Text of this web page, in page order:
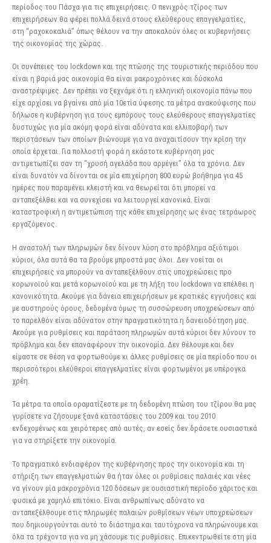
περίοδος του Πάσχα για τις επιχειρήσεις. Ο πενιχρός τζίρος των
επιχειρήσεων θα φέρει πολλά δεινά στους ελεύθερους επαγγελματίες,
στη “ραχοκοκαλιά” όπως θέλουν να την αποκαλούν όλες οι κυβερνήσεις
της οικονομίας της χώρας.
Οι συνέπειες του lockdown και της πτώσης της τουριστικής περιόδου που
είναι η βαριά μας οικονομία θα είναι μακροχρόνιες και δύσκολα
αναστρέψιμες. Δεν πρέπει να ξεχνάμε ότι η ελληνική οικονομία πάνω που
είχε αρχίσει να βγαίνει από μία 10ετία ύφεσης τα μέτρα ανακούφισης που
δήλωσε η κυβέρνηση για τους εμπόρους τους ελεύθερους επαγγελματίες
δυστυχώς για μία ακόμη φορά είναι αδύνατα και ελλιποβαρή των
περιστάσεων των οποίων βιώνουμε για να αναχαιτίσουν την κρίση την
οποία έρχεται. Για πολλοστή φορά η εκάστοτε κυβέρνηση μας
αντιμετωπίζει σαν τη “χρυσή αγελάδα που αρμέγει” όλα τα χρόνια. Δεν
είναι δυνατόν να δίνονται σε μία επιχείρηση 800 ευρώ βοήθημα για 45
ημέρες που παραμένει κλειστή και να θεωρείται ότι μπορεί να
ανταπεξέλθει και να συνεχίσει να λειτουργεί κανονικά. Είναι
καταστροφική η αντιμετώπιση της κάθε επιχείρησης ως ένας τετράωρος
εργαζόμενος.
Η αναστολή των πληρωμών δεν δίνουν λύση στο πρόβλημα αξιότιμοι
κύριοι, όλα αυτά θα τα βρούμε μπροστά μας όλοι. Δεν νοείται οι
επιχειρήσεις να μπορούν να ανταπεξέλθουν στις υποχρεώσεις προ
κορωνοϊού και μετά κορωνοϊού και με τη λήξη του lockdown να επέλθει η
κανονικότητα. Ακούμε για δάνεια επιχειρήσεων με κρατικές εγγυήσεις και
με αυστηρούς όρους, δεδομένα όμως τη συσσώρευση υποχρεώσεων από
το παρελθόν είναι αδύνατον στην πραγματικότητα η δανειοδότηση μας.
Ακούμε για ρυθμίσεις και παράταση πληρωμών αυτά κύριοι δεν λύνουν το
πρόβλημα και δεν επαναφέρουν την οικονομία. Δεν θέλουμε και δεν
είμαστε σε θέση να φορτωθούμε κι άλλες ρυθμίσεις σε μία περίοδο που οι
περισσότεροι ελεύθεροι επαγγελματίες είναι φορτωμένοι με υπέρογκα
χρέη.
Τα μέτρα τα οποία οραματίζεστε με τη δεδομένη πτώση του τζίρου θα μας
γυρίσετε να ζήσουμε ξανά καταστάσεις του 2009 και του 2010
ενδεχομένως και χειρότερες από αυτές, αν εσείς δεν δράσετε ουσιαστικά
για να στηρίξετε την οικονομία.
Το πραγματικό ενδιαφέρον της κυβέρνησης προς την οικονομία και τη
στήριξη των επαγγελματιών θα ήταν όλες οι ρυθμίσεις παλαιές και νέες
να γίνουν μία μακροχρόνια 120 δόσεων με ουσιαστική περίοδο χάριτος και
φυσικά με χαμηλό επιτόκιο. Είναι ανθρωπίνως αδύνατο να
ανταπεξέλθουμε στις πληρωμές παλαιών ρυθμίσεων νέων υποχρεώσεων
που δημιουργούνται αυτό το διάστημα και ταυτόχρονα να πληρώνουμε και
όλα τα τρέχοντα για να μη χάσουμε τις ρυθμίσεις. Επικεντρωθείτε στη μία